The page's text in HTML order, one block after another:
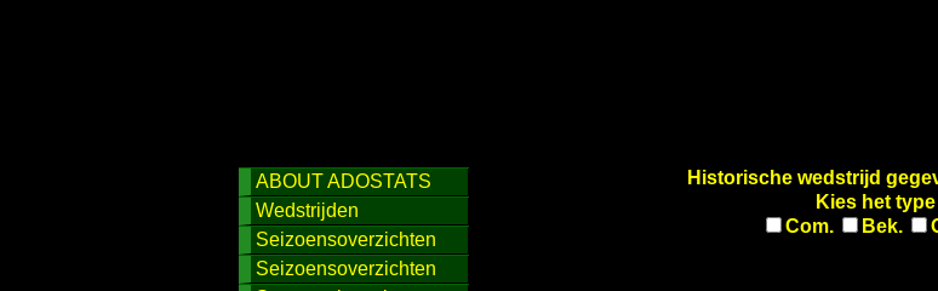
ABOUT ADOSTATS
Wedstrijden
Seizoensoverzichten
Seizoensoverzichten
Historische wedstrijd
Kies het
Com.
Bek.